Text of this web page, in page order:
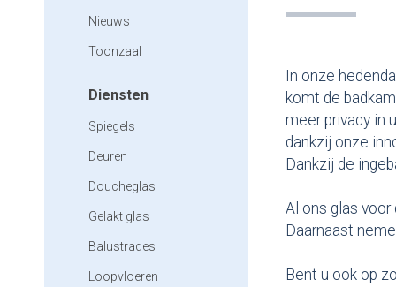
Nieuws
Toonzaal
Diensten
Spiegels
Deuren
Doucheglas
Gelakt glas
Balustrades
Loopvloeren
In onze
komt de
meer privacy in
dankzij onze
Dankzij de
Al ons glas
Daarnaast
Bent u ook op